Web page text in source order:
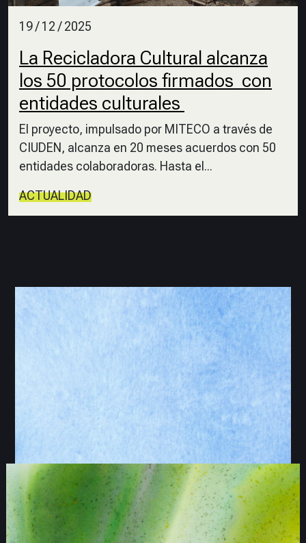
19 / 12 / 2025
La Recicladora Cultural alcanza
los 50 protocolos firmados con
entidades culturales
El proyecto, impulsado por MITECO a través de
CIUDEN, alcanza en 20 meses acuerdos con 50
entidades colaboradoras. Hasta el...
ACTUALIDAD